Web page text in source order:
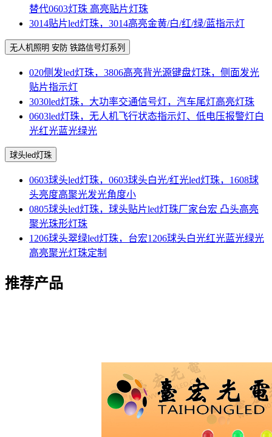
替代0603灯珠 高亮贴片灯珠
3014贴片led灯珠，3014高亮金黄/白/红/绿/蓝指示灯
无人机照明 安防 铁路信号灯系列
020侧发led灯珠，3806高亮背光源键盘灯珠，侧面发光
贴片指示灯
3030led灯珠，大功率交通信号灯，汽车尾灯高亮灯珠
0603led灯珠，无人机飞行状态指示灯、低电压报警灯白
光红光蓝光绿光
球头led灯珠
0603球头led灯珠，0603球头白光/红光led灯珠，1608球
头亮度高聚光发光角度小
0805球头led灯珠，球头贴片led灯珠厂家台宏 凸头高亮
聚光珠形灯珠
1206球头翠绿led灯珠，台宏1206球头白光红光蓝光绿光
高亮聚光灯珠定制
推荐产品